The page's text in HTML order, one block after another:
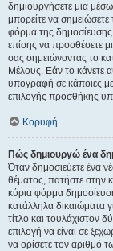
δημιουργήσετε μια
μπορείτε να σημειώσετε
φόρμα της
επίσης να προσθέσετε
σας σημειώνοντας το
Μέλους. Εάν το κάνετε
υπογραφή σε κάποιες
επιλογής προσθήκης
Κορυφή
Πώς δημιουργώ ένα
Όταν δημοσιεύετε ένα
θέματος, πατήστε στην
κύρια φόρμα
κατάλληλα δικαιώματα
τίτλο και τουλάχιστον
επιλογή να είναι σε
να ορίσετε τον αριθμό